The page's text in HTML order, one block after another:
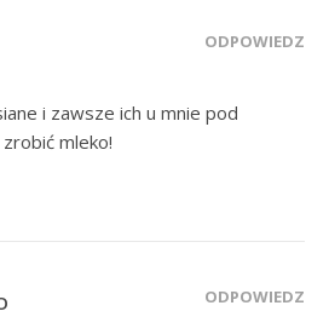
ODPOWIEDZ
i zawsze ich u mnie pod
mleko!
ODPOWIEDZ